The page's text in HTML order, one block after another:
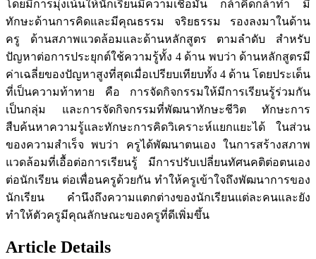
โดยมีการมุ่งเน้นให้นักเรียนมีความเชื่อมั่น กล้าคิดกล้าทำ มี
ทักษะด้านการคิดและมีคุณธรรม จริยธรรม รองลงมาในด้าน
ครู ด้านสภาพแวดล้อมและด้านหลักสูตร ตามลำดับ สำหรับ
ปัญหาต่อการประยุกต์ใช้ความรู้ทั้ง 4 ด้าน พบว่า ด้านหลักสูตรมี
ค่าเฉลี่ยของปัญหาสูงที่สุดเมื่อเปรียบเทียบทั้ง 4 ด้าน โดยประเด็น
ที่เป็นความท้าทาย คือ การจัดกิจกรรมให้มีการเรียนรู้ร่วมกัน
เป็นกลุ่ม และการจัดกิจกรรมที่พัฒนาทักษะชีวิต ทักษะการ
สืบค้นหาความรู้และทักษะการคิดวิเคราะห์แยกแยะได้ ในส่วน
ของความสำเร็จ พบว่า ครูได้พัฒนาตนเอง ในการสร้างสภาพ
แวดล้อมที่เอื้อต่อการเรียนรู้ มีการปรับเปลี่ยนทัศนคติต่อตนเอง
ต่อนักเรียน ต่อเพื่อนครูด้วยกัน ทำให้ครูเข้าใจถึงพัฒนาการของ
นักเรียน คำนึงถึงความแตกต่างของนักเรียนแต่ละคนและยัง
ทำให้ตัวครูมีคุณลักษณะของครูที่ดีเพิ่มขึ้น
Article Details